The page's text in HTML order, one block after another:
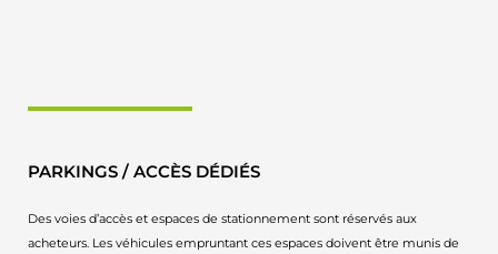
PARKINGS / ACCÈS DÉDIÉS
Des voies d’accès et espaces de stationnement sont réservés aux
acheteurs. Les véhicules empruntant ces espaces doivent être munis de